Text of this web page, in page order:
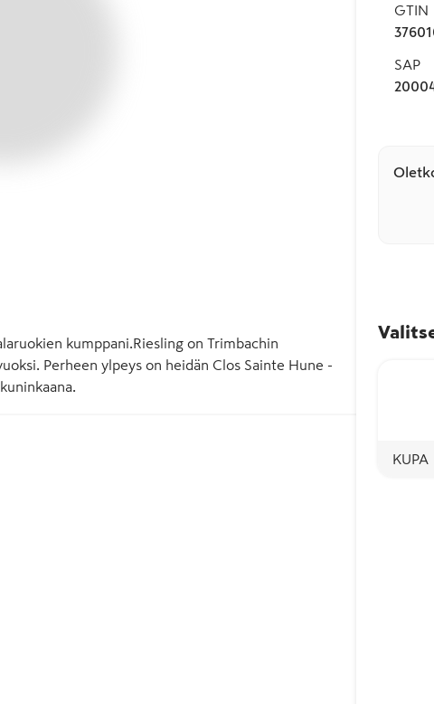
kumppani.Riesling on Trimbachin
Perheen ylpeys on heidän Clos Sainte Hune -
GTIN
SAP
KUPA